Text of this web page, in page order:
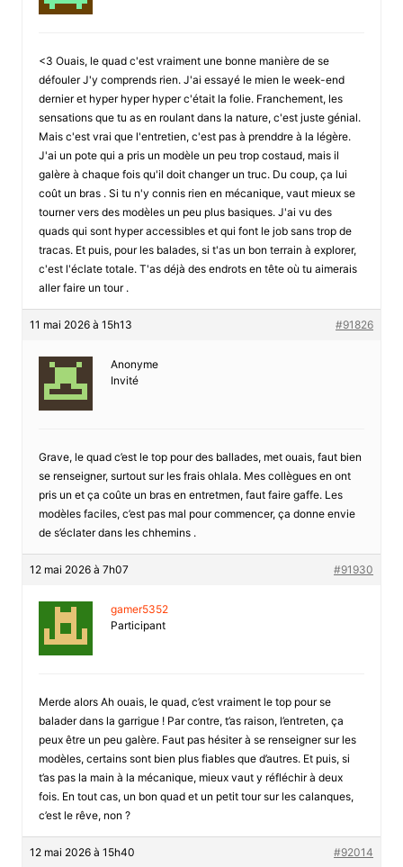
<3 Ouais, le quad c'est vraiment une bonne manière de se
défouler J'y comprends rien. J'ai essayé le mien le week-end
dernier et hyper hyper hyper c'était la folie. Franchement, les
sensations que tu as en roulant dans la nature, c'est juste génial.
Mais c'est vrai que l'entretien, c'est pas à prenddre à la légère.
J'ai un pote qui a pris un modèle un peu trop costaud, mais il
galère à chaque fois qu'il doit changer un truc. Du coup, ça lui
coût un bras . Si tu n'y connis rien en mécanique, vaut mieux se
tourner vers des modèles un peu plus basiques. J'ai vu des
quads qui sont hyper accessibles et qui font le job sans trop de
tracas. Et puis, pour les balades, si t'as un bon terrain à explorer,
c'est l'éclate totale. T'as déjà des endrots en tête où tu aimerais
aller faire un tour .
11 mai 2026 à 15h13 #91826
Anonyme
Invité
Grave, le quad c’est le top pour des ballades, met ouais, faut bien
se renseigner, surtout sur les frais ohlala. Mes collègues en ont
pris un et ça coûte un bras en entretmen, faut faire gaffe. Les
modèles faciles, c’est pas mal pour commencer, ça donne envie
de s’éclater dans les chhemins .
12 mai 2026 à 7h07 #91930
gamer5352
Participant
Merde alors Ah ouais, le quad, c’est vraiment le top pour se
balader dans la garrigue ! Par contre, t’as raison, l’entreten, ça
peux être un peu galère. Faut pas hésiter à se renseigner sur les
modèles, certains sont bien plus fiables que d’autres. Et puis, si
t’as pas la main à la mécanique, mieux vaut y réfléchir à deux
fois. En tout cas, un bon quad et un petit tour sur les calanques,
c’est le rêve, non ?
12 mai 2026 à 15h40 #92014